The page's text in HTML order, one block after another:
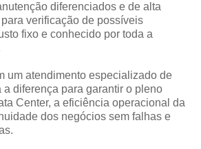
diferenciados e de alta
verificação de possíveis
fixo e conhecido por toda a
um atendimento especializado de
a diferença para garantir o pleno
Center, a eficiência operacional da
dos negócios sem falhas e